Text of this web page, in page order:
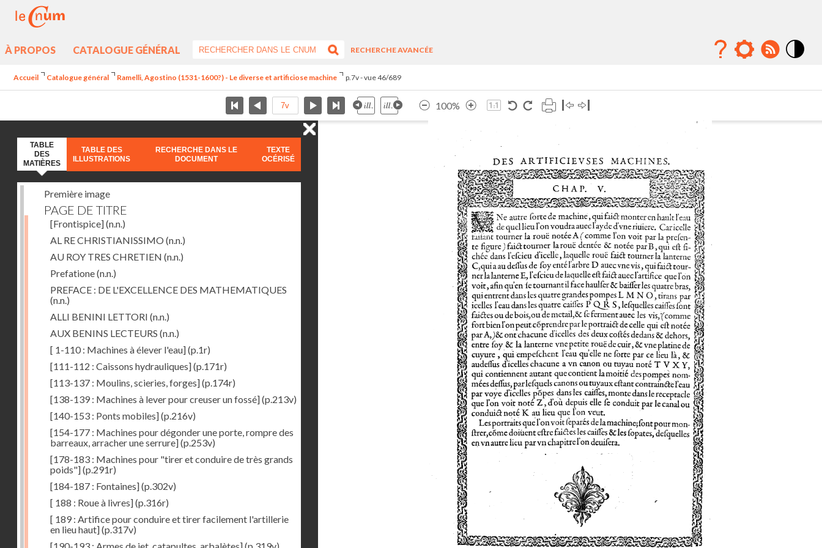
À PROPOS CATALOGUE GÉNÉRAL
RECHERCHE AVANCÉE
Accueil Catalogue général Ramelli, Agostino (1531-1600?) - Le diverse et artificiose machine p.7v - vue 46/689
100%
TABLE
DES
MATIÈRES
TABLE DES
ILLUSTRATIONS
RECHERCHE DANS LE
DOCUMENT
TEXTE
OCÉRISÉ
Première image
PAGE DE TITRE
[Frontispice](n.n.)
AL RE CHRISTIANISSIMO (n.n.)
AU ROY TRES CHRETIEN (n.n.)
Prefatione(n.n.)
PREFACE : DE L'EXCELLENCE DES MATHEMATIQUES
(n.n.)
ALLI BENINI LETTORI (n.n.)
AUX BENINS LECTEURS (n.n.)
[ 1-110 : Machines à élever l'eau](p.1r)
[111-112 : Caissons hydrauliques](p.171r)
[113-137 : Moulins, scieries, forges](p.174r)
[138-139 : Machines à lever pour creuser un fossé](p.213v)
[140-153 : Ponts mobiles](p.216v)
[154-177 : Machines pour dégonder une porte, rompre des
barreaux, arracher une serrure](p.253v)
[178-183 : Machines pour "tirer et conduire de très grands
poids"](p.291r)
[184-187 : Fontaines](p.302v)
[ 188 : Roue à livres](p.316r)
[ 189 : Artifice pour conduire et tirer facilement l'artillerie
en lieu haut](p.317v)